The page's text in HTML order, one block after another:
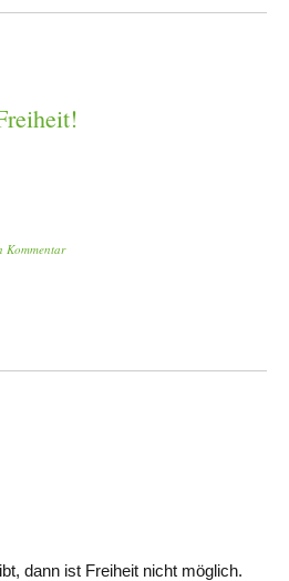
Kommentar
dann ist Freiheit nicht möglich.